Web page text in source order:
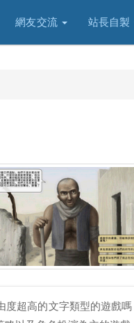
網友交流 站長自製
超高的文字類型的遊戲